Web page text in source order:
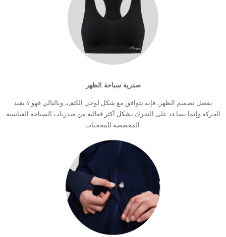
صدرية سباحة الظهر
بفضل تصميم الظهر، فإنه يتوافق مع شكل لوحي الكتف، وبالتالي فهو لا يقيد
الحركة وإنما يساعد على التحرك بشكل أكثر فعالية من صدريات السباحة القياسية